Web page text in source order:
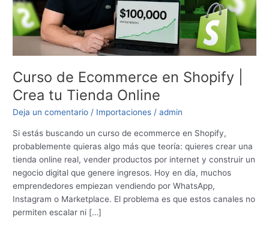
Curso de Ecommerce en Shopify |
Crea tu Tienda Online
Deja un comentario / Importaciones /admin
Si estás buscando un curso de ecommerce en Shopify,
probablemente quieras algo más que teoría: quieres crear una
tienda online real, vender productos por internet y construir un
negocio digital que genere ingresos. Hoy en día, muchos
emprendedores empiezan vendiendo por WhatsApp,
Instagram o Marketplace. El problema es que estos canales no
permiten escalar ni […]
Crea
tu
Tienda